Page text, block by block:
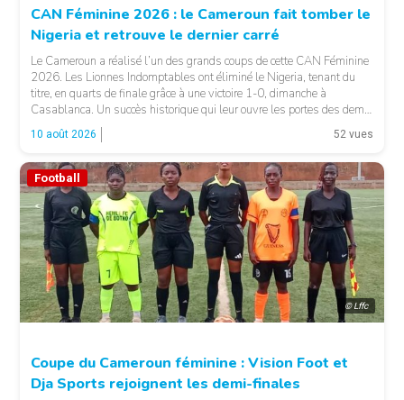
CAN Féminine 2026 : le Cameroun fait tomber le
Nigeria et retrouve le dernier carré
Le Cameroun a réalisé l’un des grands coups de cette CAN Féminine
2026. Les Lionnes Indomptables ont éliminé le Nigeria, tenant du
titre, en quarts de finale grâce à une victoire 1-0, dimanche à
Casablanca. Un succès historique qui leur ouvre les portes des demi-
finales et leur offre également une qualification pour la Coupe du […]
10 août 2026 52 vues
© Lffc
Football
Coupe du Cameroun féminine : Vision Foot et
Dja Sports rejoignent les demi-finales